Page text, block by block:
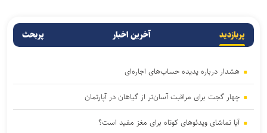
پربازدید آخرین اخبار پربحث
هشدار درباره پدیده حساب‌های اجاره‌ای
چهار گجت برای مراقبت آسان‌تر از گیاهان در آپارتمان
آیا تماشای ویدئوهای کوتاه برای مغز مفید است؟